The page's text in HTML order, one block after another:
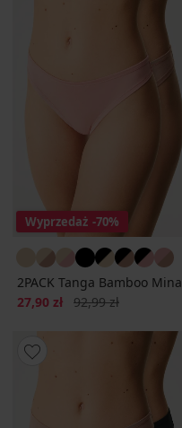
Wyprzedaż -70%
2PACK Tanga Bamboo Mina
Zniżka
27,90 zł Pierwotna cena
92,99 zł